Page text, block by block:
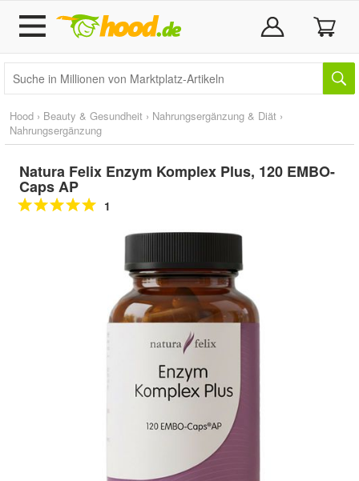
Hood › Beauty & Gesundheit › Nahrungsergänzung & Diät ›
Nahrungsergänzung
Natura Felix Enzym Komplex Plus, 120 EMBO-
Caps AP
1